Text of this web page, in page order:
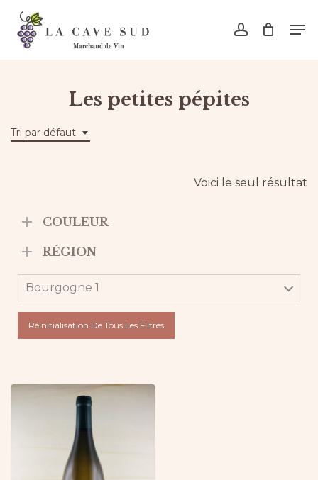
Skip
main
account
Les petites pépites
Tri par défaut
Voici le seul résultat
COULEUR
RÉGION
Bourgogne 1
Réinitialisation De Tous Les Filtres